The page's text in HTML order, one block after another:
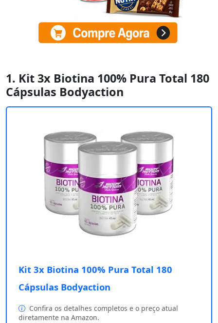
1. Kit 3x Biotina 100% Pura Total 180
Cápsulas Bodyaction
Kit 3x Biotina 100% Pura Total 180
Cápsulas Bodyaction
Confira os detalhes completos e o preço atual
diretamente na Amazon.